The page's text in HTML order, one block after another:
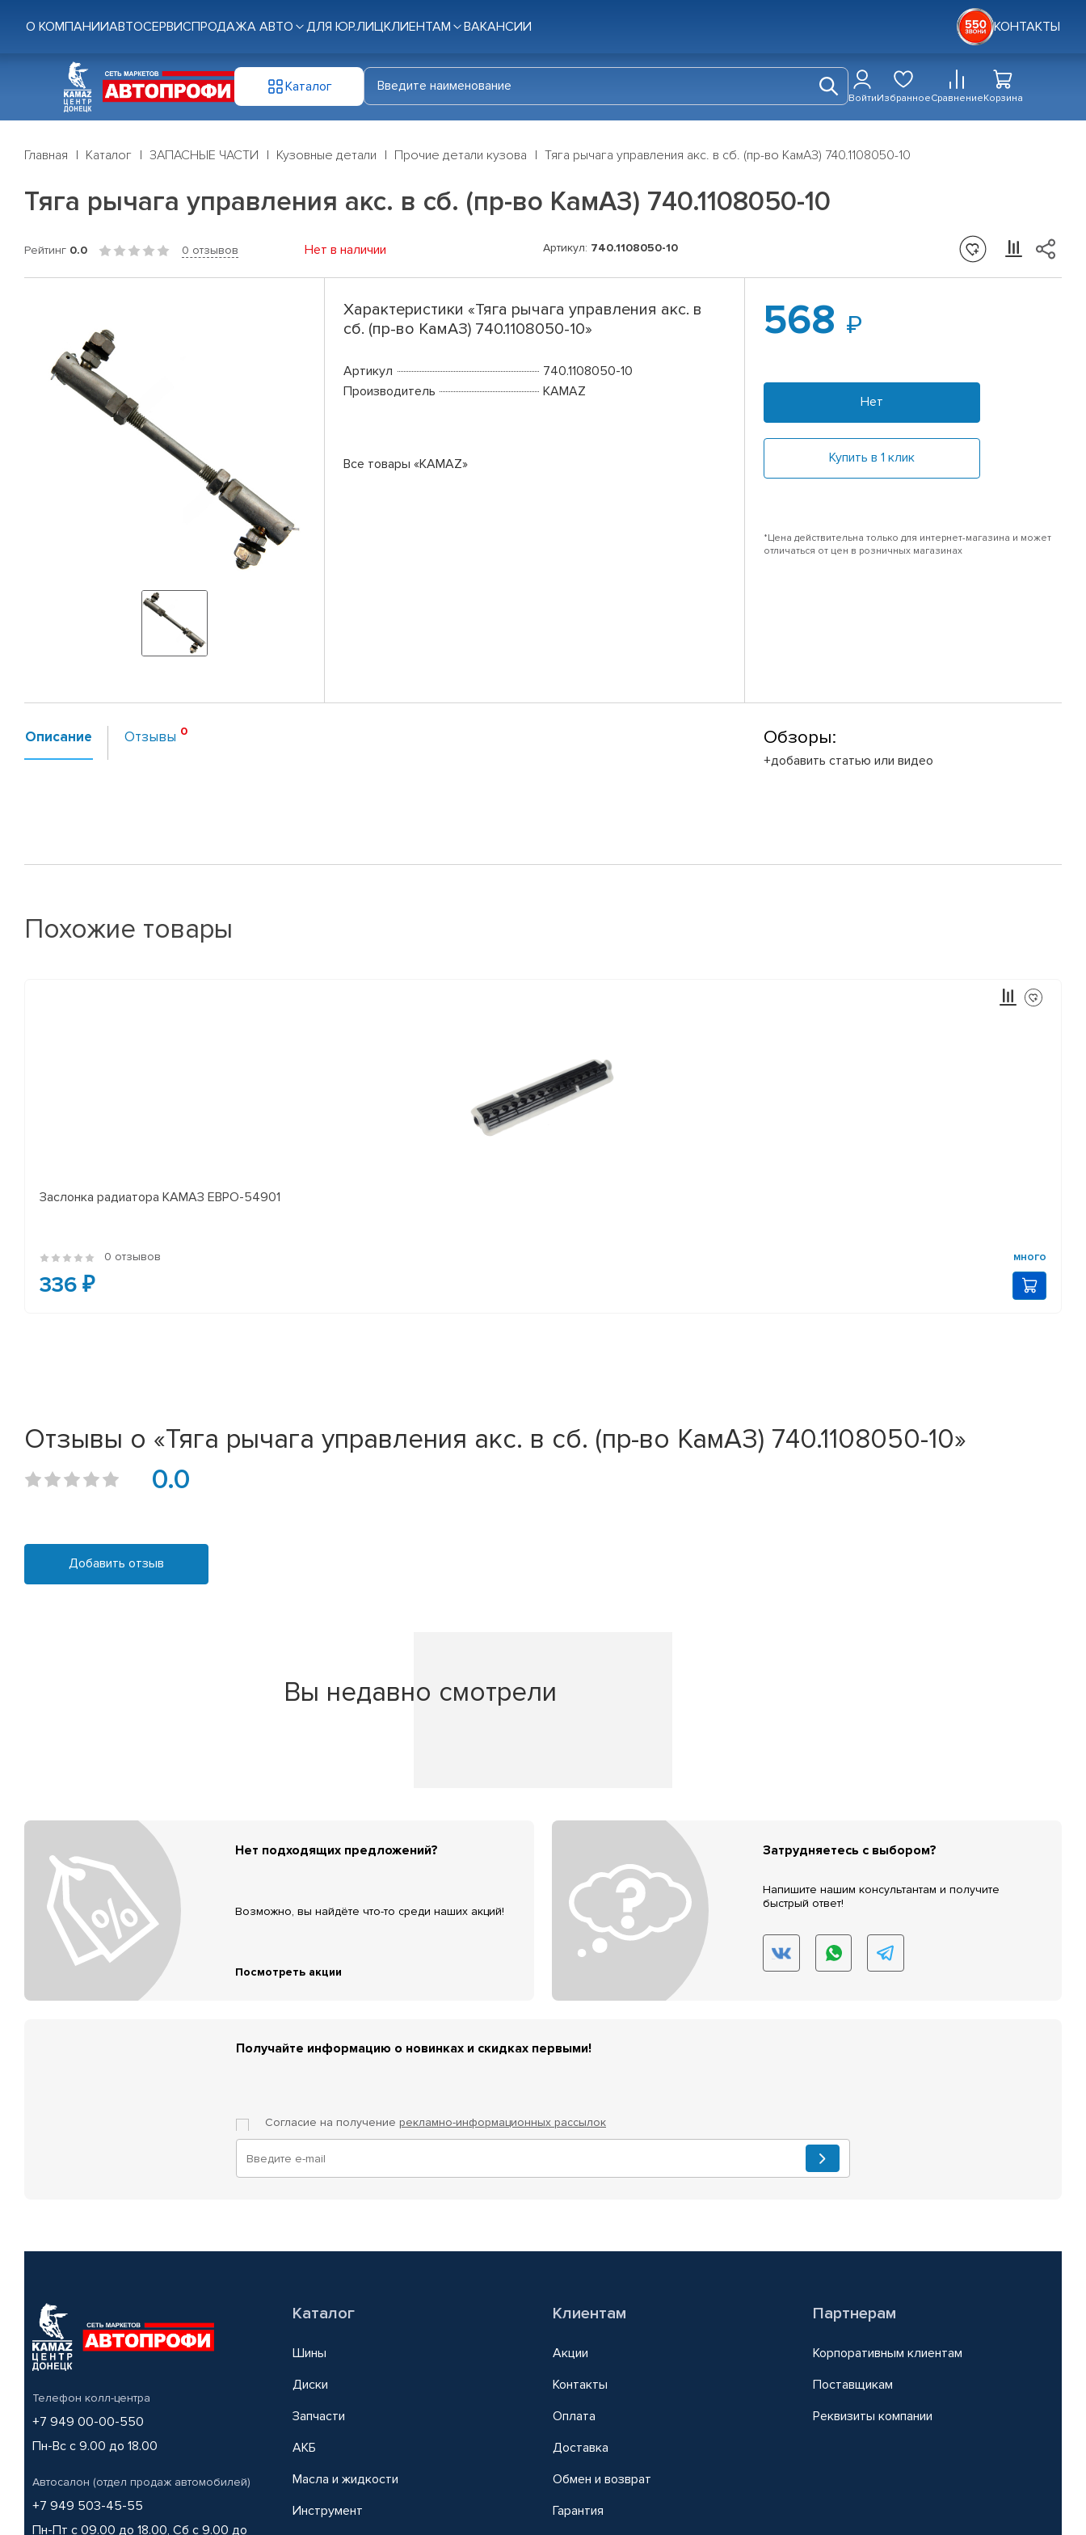
О КОМПАНИИАВТОСЕРВИСПРОДАЖА АВТО ДЛЯ ЮР.ЛИЦКЛИЕНТАМ ВАКАНСИИ КОНТАКТЫ
Каталог
ВойтиИзбранноеСравнениеКорзина
Главная Каталог ЗАПАСНЫЕ ЧАСТИ Кузовные детали Прочие детали кузова Тяга рычага управления акс. в сб. (пр-во КамАЗ) 740.1108050-10
Тяга рычага управления акс. в сб. (пр-во КамАЗ) 740.1108050-10
Рейтинг 0.0 0 отзывов Нет в наличии Артикул: 740.1108050-10
Характеристики «Тяга рычага управления акс. в
сб. (пр-во КамАЗ) 740.1108050-10»
Артикул
740.1108050-10
Производитель
KAMAZ
Все товары «KAMAZ»
568
Нет
Купить в 1 клик
*Цена действительна только для интернет-магазина и может
отличаться от цен в розничных магазинах
Описание Отзывы Обзоры:
+добавить статью или видео
Похожие товары
Заслонка радиатора КАМАЗ ЕВРО-54901
0 отзывов много
336 ₽
Отзывы о «Тяга рычага управления акс. в сб. (пр-во КамАЗ) 740.1108050-10»
0.0
Добавить отзыв
Вы недавно смотрели
Нет подходящих предложений?
Возможно, вы найдёте что-то среди наших акций!
Посмотреть акции
Затрудняетесь с выбором?
Напишите нашим консультантам и получите
быстрый ответ!
Получайте информацию о новинках и скидках первыми!
Согласие на получение рекламно-информационных рассылок
Телефон колл-центра
+7 949 00-00-550
Пн-Вс с 9.00 до 18.00
Автосалон (отдел продаж автомобилей)
+7 949 503-45-55
Пн-Пт с 09.00 до 18.00, Сб с 9.00 до
Каталог
Шины
Диски
Запчасти
АКБ
Масла и жидкости
Инструмент
Клиентам
Акции
Контакты
Оплата
Доставка
Обмен и возврат
Гарантия
Партнерам
Корпоративным клиентам
Поставщикам
Реквизиты компании